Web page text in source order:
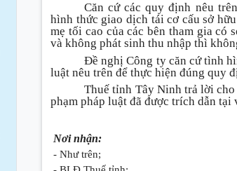
Căn cứ các quy định nêu
hình thức giao dịch tái cơ cấu sở
mẹ tối cao của các bên tham gia có
và không phát sinh thu nhập thì
Đề nghị Công ty căn cứ tình
luật nêu trên để thực hiện đúng quy
Thuế tỉnh Tây Ninh trả lời
phạm pháp luật đã được trích dẫn tại
Nơi nhận:
- Như trên;